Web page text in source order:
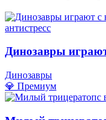
Динозавры
Динозавры
💎 Премиум